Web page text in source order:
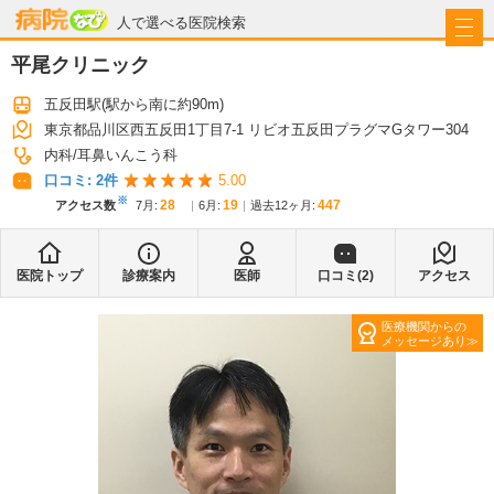
人で選べる医院検索
病院なび
平尾クリニック
五反田駅(駅から南に約90m)
東京都品川区西五反田1丁目7-1 リビオ五反田プラグマGタワー304
内科 耳鼻いんこう科
口コミ: 2件 5.00
アクセス数※ 7月 : 28 6月 : 19 過去12ヶ月: 447
医院トップ 診療案内 医師 口コミ(2) アクセス
医療機関からの
メッセージあり